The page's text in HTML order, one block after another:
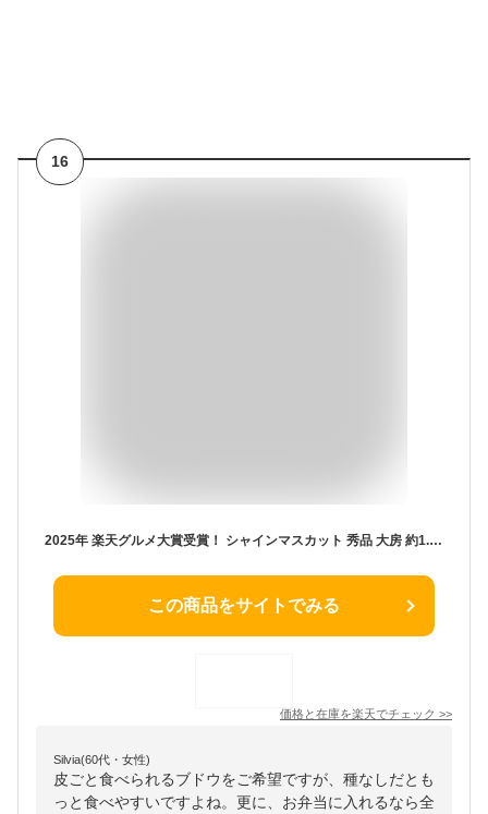
16
2025年 楽天グルメ大賞受賞！ シャインマスカット 秀品 大房 約1.2kg 2房 ぶどう 送料無料 長野・山梨産 産地直送 一房約600g！ 皮ごと食べられる 種なし ブドウ | 高糖度 シャイン マスカット ブドウ 葡萄 甘い 果物 贈り物 ギフト プレゼント 旬の味覚 フルーツ 予約
この商品をサイトでみる
価格と在庫を楽天でチェック >>
Silvia(60代・女性)
皮ごと食べられるブドウをご希望ですが、種なしだとも
っと食べやすいですよね。更に、お弁当に入れるなら全